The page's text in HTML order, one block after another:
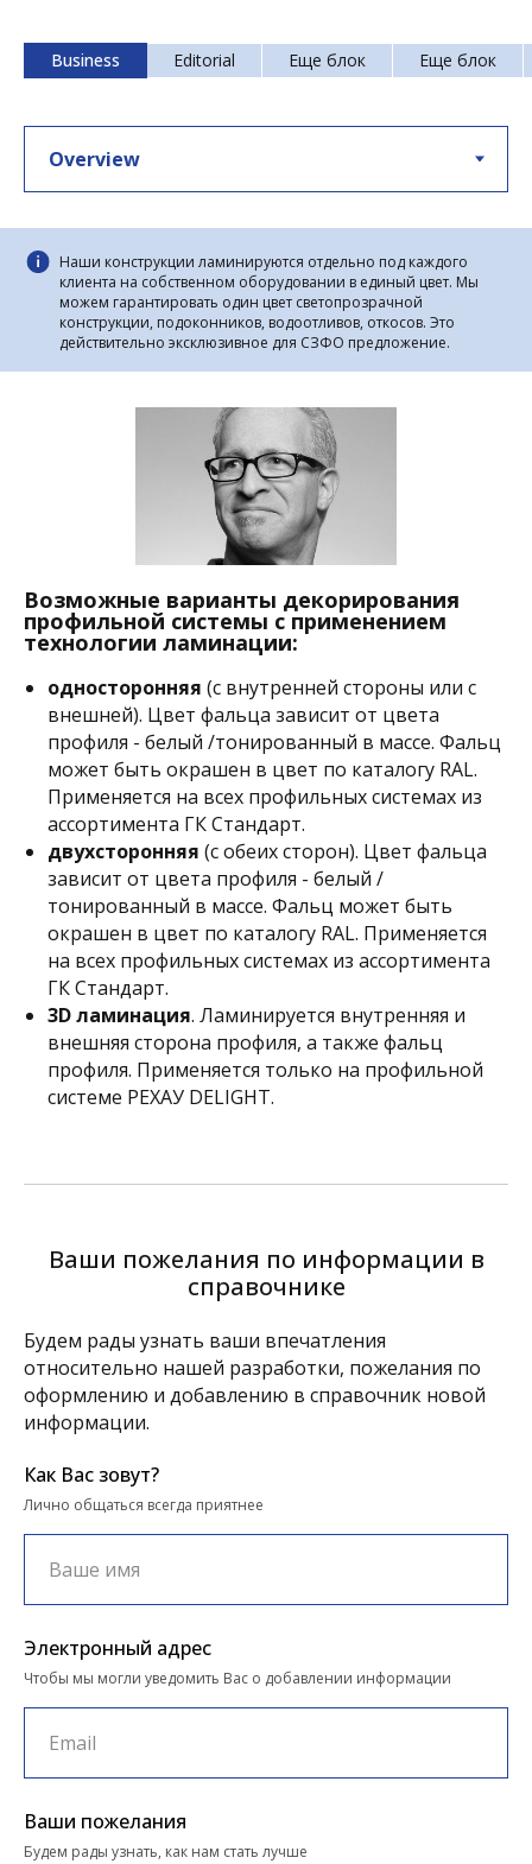
Business Editorial Еще блок Еще блок
Наши конструкции ламинируются отдельно под каждого
клиента на собственном оборудовании в единый цвет. Мы
можем гарантировать один цвет светопрозрачной
конструкции, подоконников, водоотливов, откосов. Это
действительно эксклюзивное для СЗФО предложение.
Возможные варианты декорирования
профильной системы с применением
технологии ламинации:
односторонняя (с внутренней стороны или с
внешней). Цвет фальца зависит от цвета
профиля - белый /тонированный в массе. Фальц
может быть окрашен в цвет по каталогу RAL.
Применяется на всех профильных системах из
ассортимента ГК Стандарт.
двухсторонняя (с обеих сторон). Цвет фальца
зависит от цвета профиля - белый /
тонированный в массе. Фальц может быть
окрашен в цвет по каталогу RAL. Применяется
на всех профильных системах из ассортимента
ГК Стандарт.
3D ламинация. Ламинируется внутренняя и
внешняя сторона профиля, а также фальц
профиля. Применяется только на профильной
системе РЕХАУ DELIGHT.
Ваши пожелания по информации в
справочнике
Будем рады узнать ваши впечатления
относительно нашей разработки, пожелания по
оформлению и добавлению в справочник новой
информации.
Как Вас зовут?
Лично общаться всегда приятнее
Электронный адрес
Чтобы мы могли уведомить Вас о добавлении информации
Ваши пожелания
Будем рады узнать, как нам стать лучше